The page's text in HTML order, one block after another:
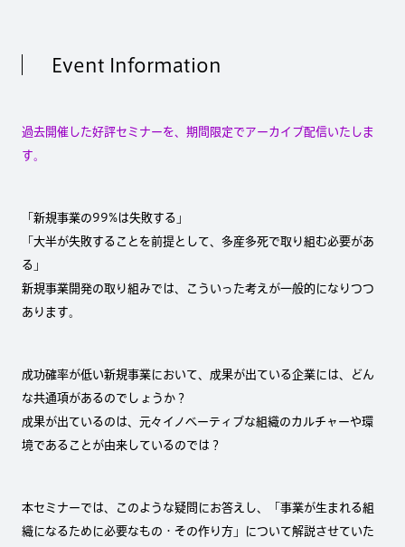
Event Information
過去開催した好評セミナーを、期間限定でアーカイブ配信いたしま
す。
「新規事業の99%は失敗する」
「大半が失敗することを前提として、多産多死で取り組む必要があ
る」
新規事業開発の取り組みでは、こういった考えが一般的になりつつ
あります。
成功確率が低い新規事業において、成果が出ている企業には、どん
な共通項があるのでしょうか？
成果が出ているのは、元々イノベーティブな組織のカルチャーや環
境であることが由来しているのでは？
本セミナーでは、このような疑問にお答えし、「事業が生まれる組
織になるために必要なもの・その作り方」について解説させていた